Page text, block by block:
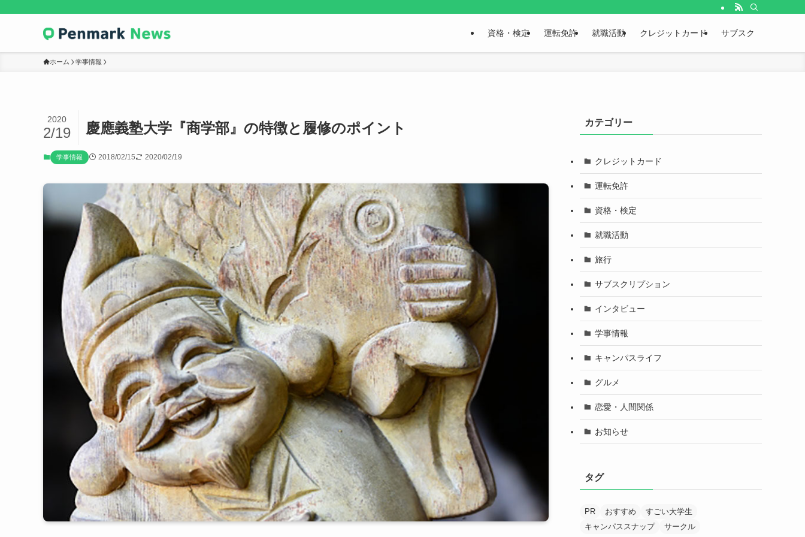
資格・検定 運転免許 就職活動 クレジットカード サブスク
ホーム 学事情報
慶應義塾大学『商学部』の特徴と履修のポイント
2020
2/19
学事情報 2018/02/15 2020/02/19
カテゴリー
クレジットカード
運転免許
資格・検定
就職活動
旅行
サブスクリプション
インタビュー
学事情報
キャンパスライフ
グルメ
恋愛・人間関係
お知らせ
タグ
PR おすすめ
すごい大学生
キャンパススナップ
サークル